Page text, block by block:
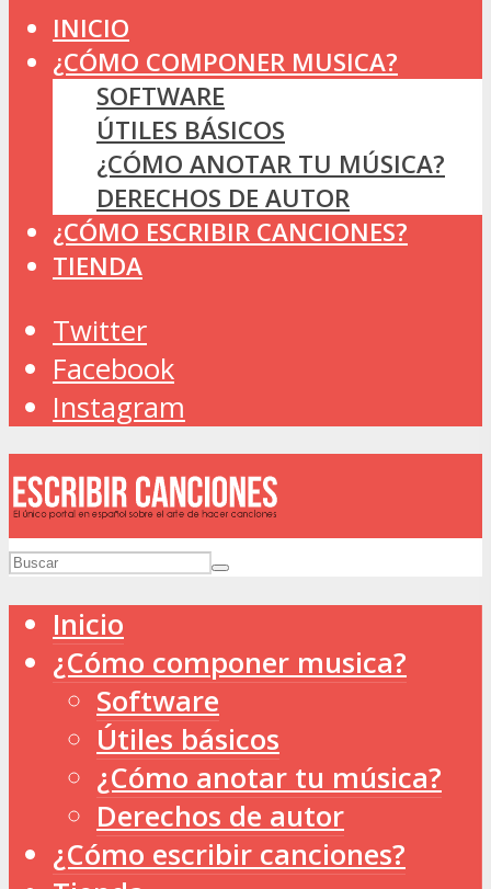
INICIO
¿CÓMO COMPONER MUSICA?
SOFTWARE
ÚTILES BÁSICOS
¿CÓMO ANOTAR TU MÚSICA?
DERECHOS DE AUTOR
¿CÓMO ESCRIBIR CANCIONES?
TIENDA
Twitter
Facebook
Instagram
Inicio
¿Cómo componer musica?
Software
Útiles básicos
¿Cómo anotar tu música?
Derechos de autor
¿Cómo escribir canciones?